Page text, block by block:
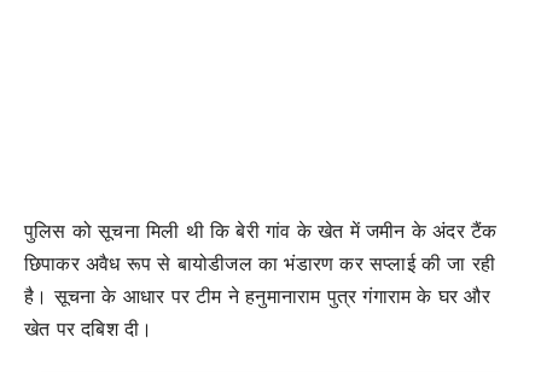
पुलिस को सूचना मिली थी कि बेरी गांव के खेत में जमीन के अंदर टैंक
छिपाकर अवैध रूप से बायोडीजल का भंडारण कर सप्लाई की जा रही
है। सूचना के आधार पर टीम ने हनुमानाराम पुत्र गंगाराम के घर और
खेत पर दबिश दी।